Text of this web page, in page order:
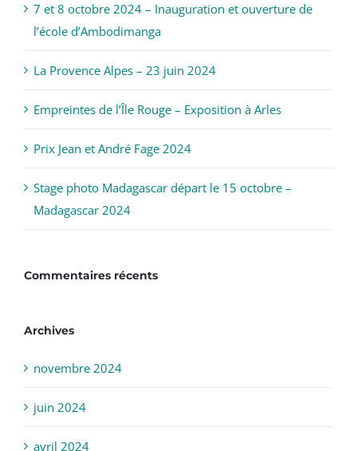
7 et 8 octobre 2024 – Inauguration et ouverture de
l’école d’Ambodimanga
La Provence Alpes – 23 juin 2024
Empreintes de l’Île Rouge – Exposition à Arles
Prix Jean et André Fage 2024
Stage photo Madagascar départ le 15 octobre –
Madagascar 2024
Commentaires récents
Archives
novembre 2024
juin 2024
avril 2024